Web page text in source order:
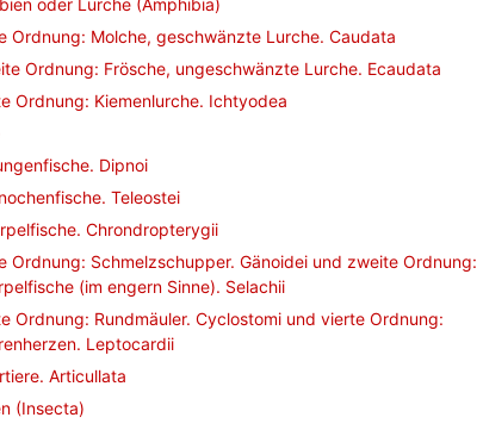
oder Lurche (Amphibia)
Ordnung: Molche, geschwänzte Lurche. Caudata
Ordnung: Frösche, ungeschwänzte Lurche. Ecaudata
Ordnung: Kiemenlurche. Ichtyodea
Dipnoi
Teleostei
Chrondropterygii
Ordnung: Schmelzschupper. Gänoidei und zweite Ordnung:
(im engern Sinne). Selachii
Ordnung: Rundmäuler. Cyclostomi und vierte Ordnung:
Leptocardii
Articullata
(Insecta)